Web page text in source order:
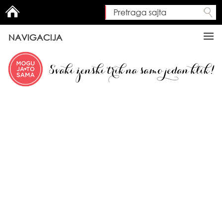
Search form
Pretraga sajta
NAVIGACIJA